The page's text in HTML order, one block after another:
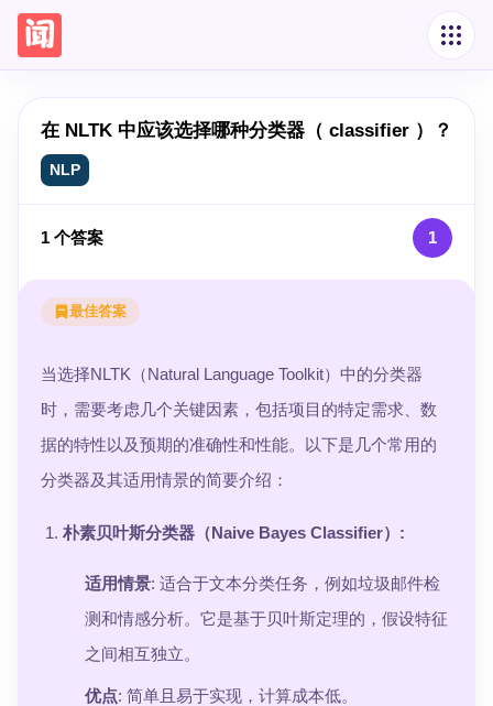
在 NLTK 中应该选择哪种分类器（ classifier ）？
NLP
1 个答案 1
最佳答案
当选择NLTK（Natural Language Toolkit）中的分类器
时，需要考虑几个关键因素，包括项目的特定需求、数
据的特性以及预期的准确性和性能。以下是几个常用的
分类器及其适用情景的简要介绍：
朴素贝叶斯分类器（Naive Bayes Classifier） :
适用情景: 适合于文本分类任务，例如垃圾邮件检
测和情感分析。它是基于贝叶斯定理的，假设特征
之间相互独立。
优点: 简单且易于实现，计算成本低。